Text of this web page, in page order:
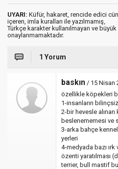
UYARI: Küfür, hakaret, rencide edici
içeren, imla kuralları ile yazılmamış,
Türkçe karakter kullanılmayan ve
onaylanmamaktadır.
1 Yorum
baskın / 15 Nisan
özellikle köpekleri
1-insanların
2-bir hevesle
beslenememesi ve
3-arka bahçe
yerleri
4-medyada bazı ırk
özenti yaratılması
terrier, bull mastif